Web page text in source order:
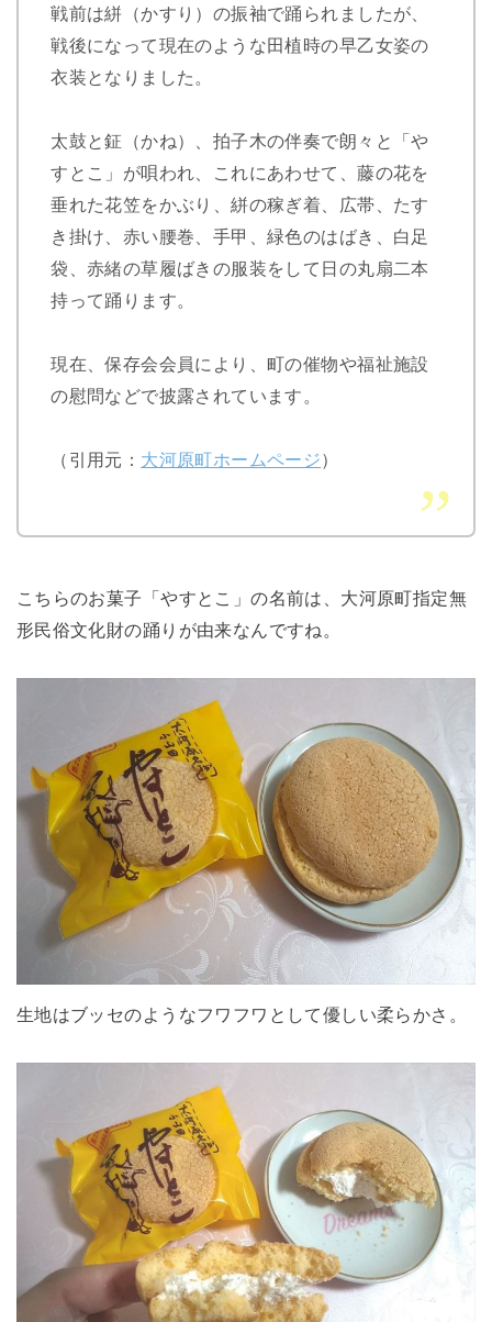
戦前は絣（かすり）の振袖で踊られましたが、
戦後になって現在のような田植時の早乙女姿の
衣装となりました。
太鼓と鉦（かね）、拍子木の伴奏で朗々と「や
すとこ」が唄われ、これにあわせて、藤の花を
垂れた花笠をかぶり、絣の稼ぎ着、広帯、たす
き掛け、赤い腰巻、手甲、緑色のはばき、白足
袋、赤緒の草履ばきの服装をして日の丸扇二本
持って踊ります。
現在、保存会会員により、町の催物や福祉施設
の慰問などで披露されています。
（引用元： 大河原町ホームページ）
こちらのお菓子「やすとこ」の名前は、大河原町指定無
形民俗文化財の踊りが由来なんですね。
生地はブッセのようなフワフワとして優しい柔らかさ。